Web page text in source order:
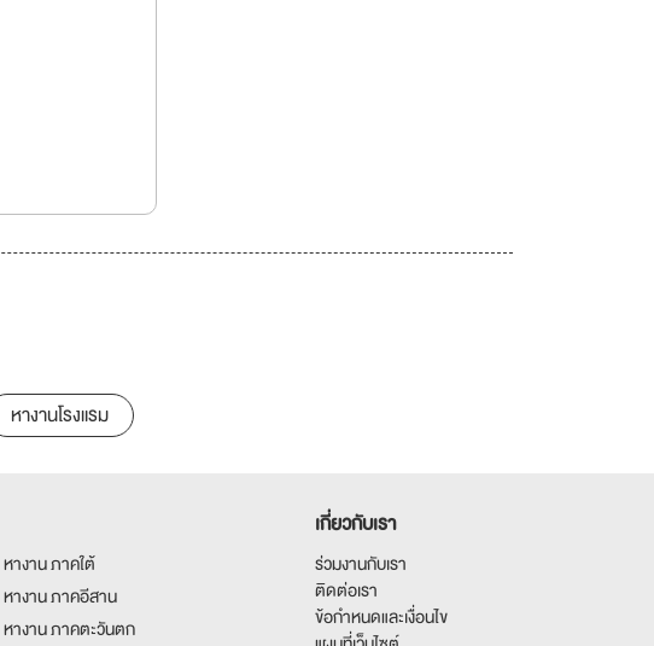
หางานโรงแรม
หางาน ภาคใต้
หางาน ภาคอีสาน
หางาน ภาคตะวันตก
เกี่ยวกับเรา
ร่วมงานกับเรา
ติดต่อเรา
ข้อกำหนดและเงื่อนไข